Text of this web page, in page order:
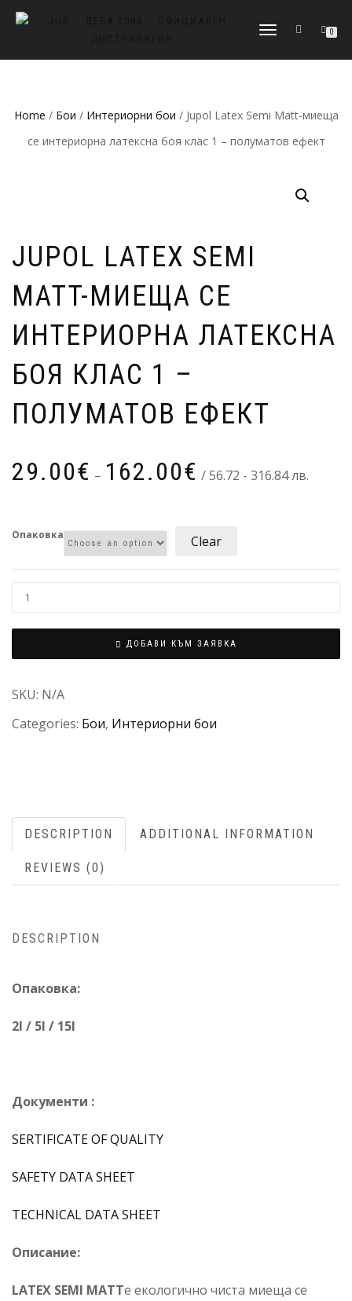
ПРЕВКЛЮЧВАНЕ
0
Home / Бои / Интериорни бои / Jupol Latex Semi Matt-миеща
се интериорна латексна боя клас 1 – полуматов ефект
JUPOL LATEX SEMI
MATT-МИЕЩА СЕ
ИНТЕРИОРНА ЛАТЕКСНА
БОЯ КЛАС 1 –
ПОЛУМАТОВ ЕФЕКТ
29.00€ – 162.00€ / 56.72 - 316.84 лв.
Опаковка Clear
ДОБАВИ КЪМ ЗАЯВКА
SKU: N/A
Categories: Бои, Интериорни бои
DESCRIPTION ADDITIONAL INFORMATION
REVIEWS (0)
DESCRIPTION
Oпаковка:
2l / 5l / 15l
Документи :
SERTIFICATE OF QUALITY
SAFETY DATA SHEET
TECHNICAL DATA SHEET
Описание:
LATEX SEMI MATTе екологично чиста миеща се